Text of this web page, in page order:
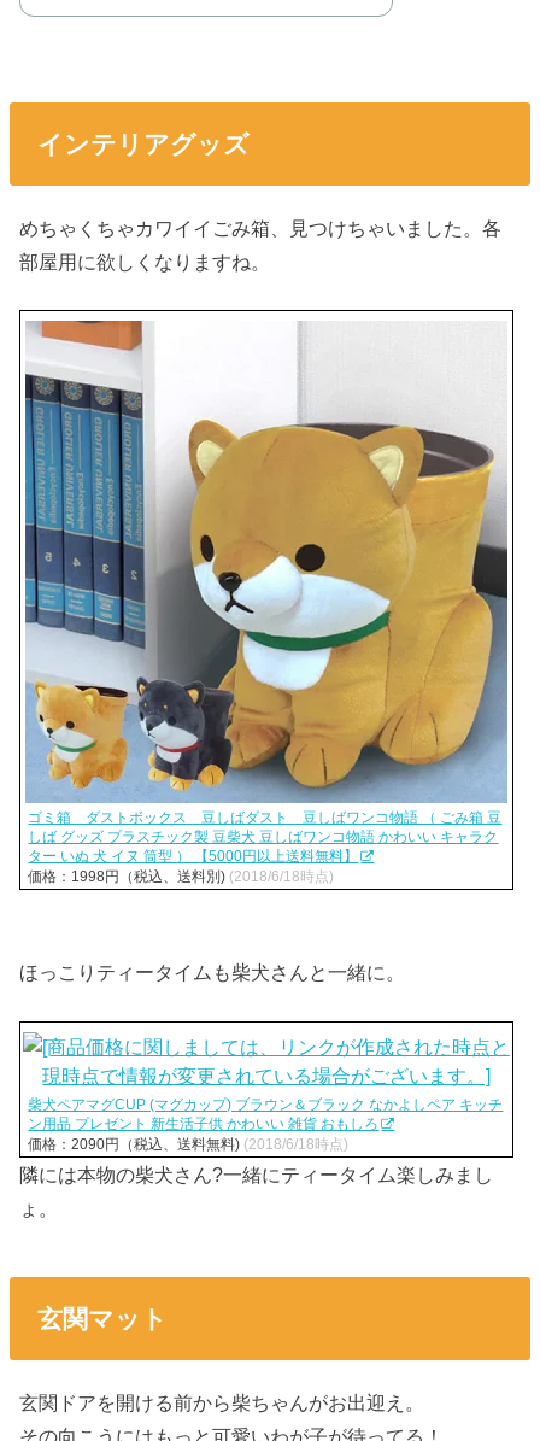
インテリアグッズ
めちゃくちゃカワイイごみ箱、見つけちゃいました。各
部屋用に欲しくなりますね。
ゴミ箱 ダストボックス 豆しばダスト 豆しばワンコ物語 （ ごみ箱 豆
しば グッズ プラスチック製 豆柴犬 豆しばワンコ物語 かわいい キャラク
ター いぬ 犬 イヌ 筒型 ） 【5000円以上送料無料】
価格：1998円（税込、送料別) (2018/6/18時点)
ほっこりティータイムも柴犬さんと一緒に。
柴犬ペアマグCUP (マグカップ) ブラウン＆ブラック なかよしペア キッチ
ン用品 プレゼント 新生活子供 かわいい 雑貨 おもしろ
価格：2090円（税込、送料無料) (2018/6/18時点)
隣には本物の柴犬さん?一緒にティータイム楽しみまし
ょ。
玄関マット
玄関ドアを開ける前から柴ちゃんがお出迎え。
その向こうにはもっと可愛いわが子が待ってる！